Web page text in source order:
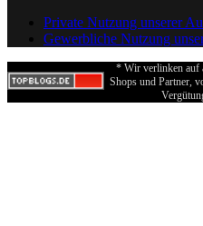
Private Nutzung unserer
Gewerbliche Nutzung
* Wir verlinken auf
Shops und Partner,